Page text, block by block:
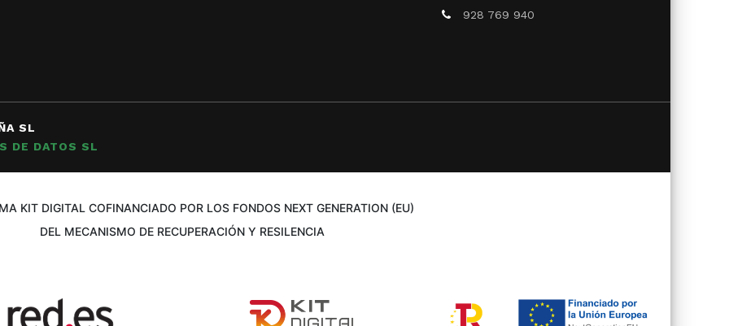
928 769 940
SL
DE DATOS SL
KIT DIGITAL COFINANCIADO POR LOS FONDOS NEXT GENERATION (EU)
DEL MECANISMO DE RECUPERACIÓN Y RESILENCIA